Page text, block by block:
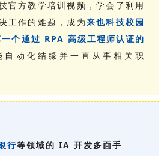
官方教学培训视频，学会了利用
工作的难题，成为来也科技校园
个通过 RPA 高级工程师认证的
自动化结缘并一直从事相关职
行等领域的 IA 开发多面手